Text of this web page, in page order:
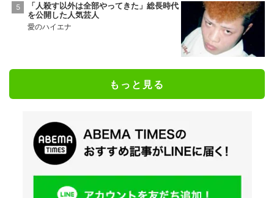
「人殺す以外は全部やってきた」総長時代
を公開した人気芸人
愛のハイエナ
もっと見る